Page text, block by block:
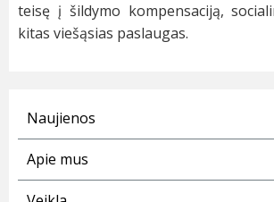
teisę į šildymo kompensaciją,
kitas viešąsias paslaugas.
Naujienos
Apie mus